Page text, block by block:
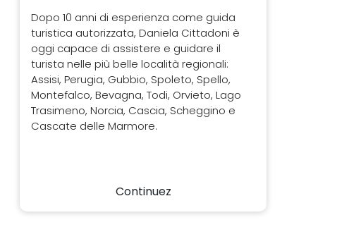
Dopo 10 anni di esperienza come guida
turistica autorizzata, Daniela Cittadoni è
oggi capace di assistere e guidare il
turista nelle più belle località regionali:
Assisi, Perugia, Gubbio, Spoleto, Spello,
Montefalco, Bevagna, Todi, Orvieto, Lago
Trasimeno, Norcia, Cascia, Scheggino e
Cascate delle Marmore.
Continuez